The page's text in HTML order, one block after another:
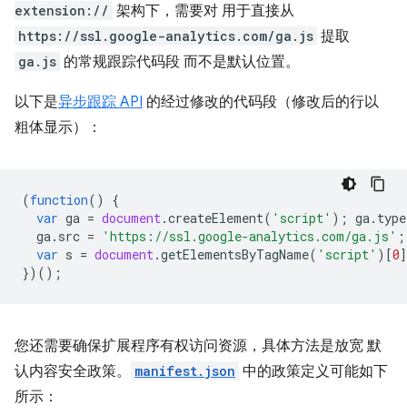
extension:// 架构下，需要对 用于直接从
https://ssl.google-analytics.com/ga.js 提取
ga.js 的常规跟踪代码段 而不是默认位置。
以下是异步跟踪 API 的经过修改的代码段（修改后的行以
粗体显示）：
(function()
{
var ga = document.createElement( 'script' ); ga. type
ga. src = 'https://ssl.google-analytics.com/ga.js' ;
var s = document.getElementsByTagName( 'script' )[0
})();
您还需要确保扩展程序有权访问资源，具体方法是放宽 默
认内容安全政策。
manifest.json 中的政策定义可能如下
所示：